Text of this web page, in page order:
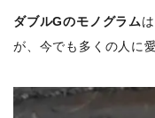
ダブルGのモノグラム
が、今でも多くの人に